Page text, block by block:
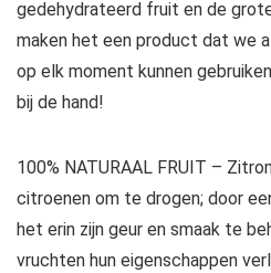
gedehydrateerd fruit en de
maken het een product dat we
op elk moment kunnen
bij de hand!
100% NATURAAL FRUIT –
citroenen om te drogen; door
het erin zijn geur en smaak te
vruchten hun eigenschappen